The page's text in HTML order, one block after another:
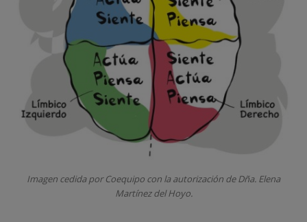
Imagen cedida por Coequipo con la autorización de Dña. Elena
Martínez del Hoyo.